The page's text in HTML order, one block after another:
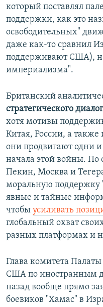
который поставлял
поддержки, как это
освободительных"
даже как-то сравнил
поддерживают США),
империализма".
Британский
стратегического
хотя мотивы
Китая, России, а также
они продвигают одни
начала этой войны. По
Пекин, Москва и
моральную поддержку
явные и тайные
чтобы усиливать
глобальный охват
разных платформах и
Глава комитета
США по иностранным
назад вообще прямо
боевиков "Хамас" в